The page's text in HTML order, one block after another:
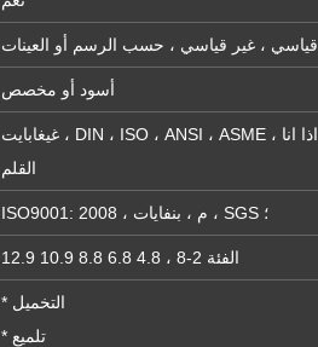
قياسي ، غير قياسي ، حسب الرسم أو العينات
أسود أو مخصص
غيغابايت ، DIN ، ISO ، ANSI ، ASME ، اذا انا ، JIS ، BSW ، مثل ، Q ، هجرية ، بكالوريوس ،
القلم
ISO9001: 2008 ، م ، بنفايات ، SGS ؛
الفئة 2-8 ، 4.8 6.8 8.8 10.9 12.9
* التخميل
* تلميع